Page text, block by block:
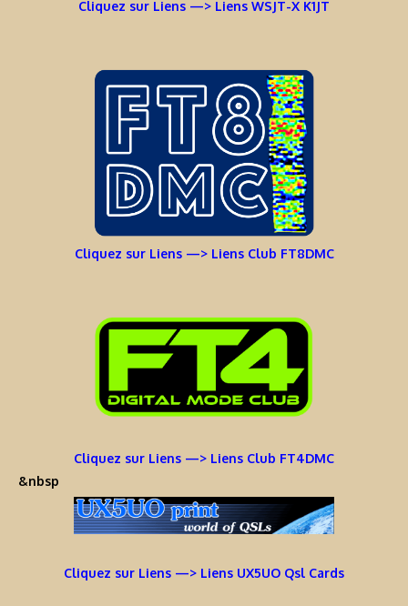
Cliquez sur Liens —> Liens WSJT-X K1JT
Cliquez sur Liens —> Liens Club FT8DMC
Cliquez sur Liens —> Liens Club FT4DMC
&nbsp
Cliquez sur Liens —> Liens UX5UO Qsl Cards